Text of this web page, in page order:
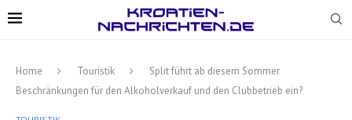
Home Touristik
Split führt ab diesem Sommer
Beschränkungen für den Alkoholverkauf und den Clubbetrieb ein?